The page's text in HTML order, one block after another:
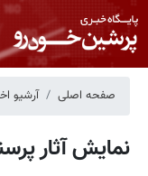
صفحه اصلی آرشیو
نمایش آثار